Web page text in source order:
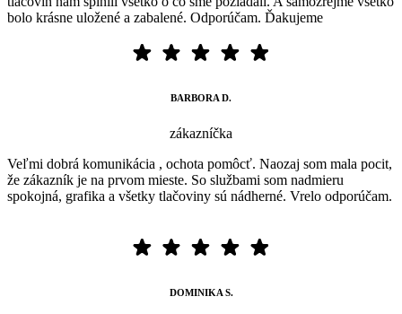
bolo krásne uložené a zabalené. Odporúčam. Ďakujeme
BARBORA D.
zákazníčka
Veľmi dobrá komunikácia , ochota pomôcť. Naozaj som mala pocit,
že zákazník je na prvom mieste. So službami som nadmieru
spokojná, grafika a všetky tlačoviny sú nádherné. Vrelo odporúčam.
DOMINIKA S.